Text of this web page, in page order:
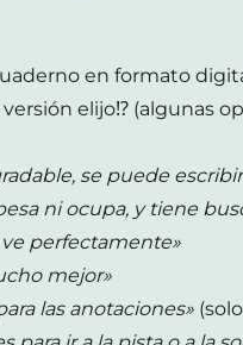
en formato
versión elijo⁉ (algunas
se puede
ni ocupa, y tiene
perfectamente»
mejor»
las anotaciones»